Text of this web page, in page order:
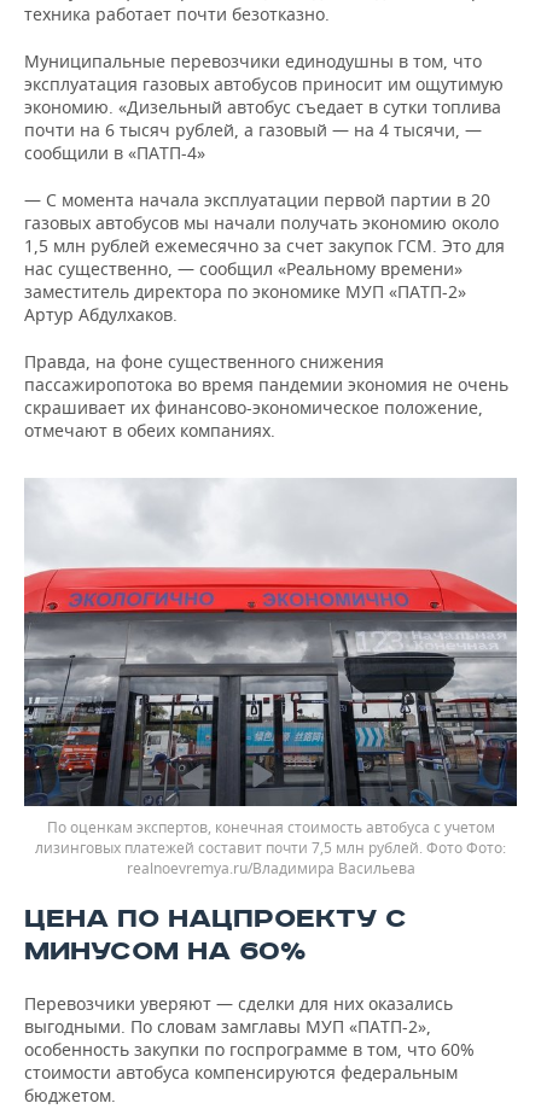
техника работает почти безотказно.
Муниципальные перевозчики единодушны в том, что
эксплуатация газовых автобусов приносит им ощутимую
экономию. «Дизельный автобус съедает в сутки топлива
почти на 6 тысяч рублей, а газовый — на 4 тысячи, —
сообщили в «ПАТП-4»
— С момента начала эксплуатации первой партии в 20
газовых автобусов мы начали получать экономию около
1,5 млн рублей ежемесячно за счет закупок ГСМ. Это для
нас существенно, — сообщил «Реальному времени»
заместитель директора по экономике МУП «ПАТП-2»
Артур Абдулхаков.
Правда, на фоне существенного снижения
пассажиропотока во время пандемии экономия не очень
скрашивает их финансово-экономическое положение,
отмечают в обеих компаниях.
По оценкам экспертов, конечная стоимость автобуса с учетом
лизинговых платежей составит почти 7,5 млн рублей. Фото
realnoevremya.ru/Владимира Васильева
ЦЕНА ПО НАЦПРОЕКТУ С
МИНУСОМ НА 60%
Перевозчики уверяют — сделки для них оказались
выгодными. По словам замглавы МУП «ПАТП-2»,
особенность закупки по госпрограмме в том, что 60%
стоимости автобуса компенсируются федеральным
бюджетом.